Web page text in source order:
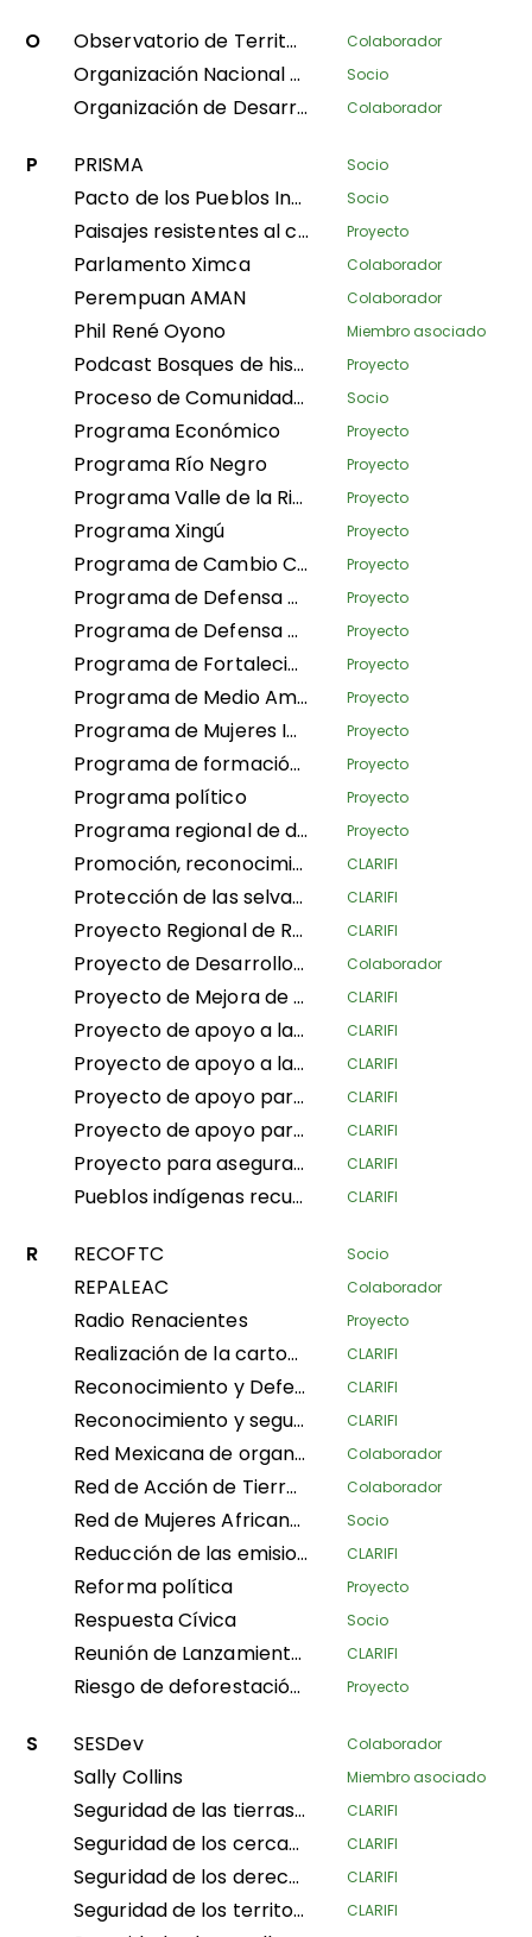
O Observatorio de Territorios Étnicos y Campesinos Colaborador
Organización Nacional de Mujeres Indígenas Andinas y Amazónicas del Perú Socio
Organización de Desarrollo Étnico Comunitario Colaborador
P PRISMA Socio
Pacto de los Pueblos Indígenas de Asia Socio
Paisajes resistentes al clima y mejora de los medios de subsistencia en Nepal Proyecto
Parlamento Ximca Colaborador
Perempuan AMAN Colaborador
Phil René Oyono Miembro asociado
Podcast Bosques de historias Proyecto
Proceso de Comunidades Negras Socio
Programa Económico Proyecto
Programa Río Negro Proyecto
Programa Valle de la Ribeira Proyecto
Programa Xingú Proyecto
Programa de Cambio Climático Proyecto
Programa de Defensa Política de la Campaña de Derechos Humanos (HRCPA) Proyecto
Programa de Defensa mundial Proyecto
Programa de Fortalecimiento de las Organizaciones y los Movimientos (OSMB) Proyecto
Programa de Medio Ambiente Proyecto
Programa de Mujeres Indígenas Proyecto
Programa de formación Voz indígena Proyecto
Programa político Proyecto
Programa regional de desarrollo de capacidades Proyecto
Promoción, reconocimiento y aseguramiento de las APAC, conservación comunitaria y otras medidas de conservación efectivas en la RDC CLARIFI
Protección de las selvas tropicales de la cuenca del Congo apoyando a las comunidades dependientes de los bosques en la mejora de sus medios de vida CLARIFI
Proyecto Regional de Resiliencia de Pastizales y Pastoralismo CLARIFI
Proyecto de Desarrollo de los Pueblos Indígenas Chepkitale Colaborador
Proyecto de Mejora de los Medios de Vida, Conocimientos y Defensa de los Pastores CLARIFI
Proyecto de apoyo a la cartografía y la seguridad de los derechos de tenencia de la comunidad indígena de Ngbanaza en el Sur-Ubangi (RDC) CLARIFI
Proyecto de apoyo a la contribución de las mujeres locales e indígenas en la lucha contra el cambio climático en las provincias de Équateur, Maindombe, Kongo Central, Kwilu y Mongala en la RDC CLARIFI
Proyecto de apoyo para asegurar 27,000 hectáreas del bosque IYEMBE MOKE PA CLARIFI
Proyecto de apoyo para la seguridad y conservación de la gestión sostenible de bosques y tierras por las comunidades locales, y más específicamente las mujeres del pueblo Ifomi Lokokoloko en la provincia de Equateur, RDC CLARIFI
Proyecto para asegurar la tenencia y los espacios tradicionales de tierras y bosques de los Pueblos Indígenas Pigmeos y las Comunidades Locales en las provincias de Ubangi del Sur y Mai-Ndombe, con fines de conservación y preservación de los bosques, a través de la popularización e implementación de la ley sobre la promoción y protección de los derechos de los Pueblos Indígenas Pigmeos en RDC CLARIFI
Pueblos indígenas recuperando ecosistemas andinos para el Buen Vivir CLARIFI
R RECOFTC Socio
REPALEAC Colaborador
Radio Renacientes Proyecto
Realización de la cartografía comunitaria de las tierras y territorios de las poblaciones indígenas en Gabón CLARIFI
Reconocimiento y Defensa de Territorios Indígenas Altamente Vulnerables CLARIFI
Reconocimiento y seguridad de la gobernanza y gestión tradicional de áreas conservadas por los Pueblos Indígenas y las Comunidades Locales (Fase I) CLARIFI
Red Mexicana de organizaciones campesinas forestales Colaborador
Red de Acción de Tierras Comunitarias Colaborador
Red de Mujeres Africanas para la Gestión Comunitaria de los Bosques Socio
Reducción de las emisiones de CO2 y aseguramiento de las tierras comunitarias en las regiones de Plateaux y Bouenza CLARIFI
Reforma política Proyecto
Respuesta Cívica Socio
Reunión de Lanzamiento del Fondo Home Planet: Asegurando los derechos de tenencia pastoral en África Oriental: una solución basada en la naturaleza para la conservación, la mitigación del cambio climático y el avance de medios de vida sostenibles. CLARIFI
Riesgo de deforestación ilegal y comercio asociado (IDAT) Proyecto
S SESDev Colaborador
Sally Collins Miembro asociado
Seguridad de las tierras comunitarias para medios de vida pastorales sostenibles en el condado de Kajiado y el subcondado de Narok Sur, Kenia CLARIFI
Seguridad de los cercados de los Jefes Tradicionales y Customarios (NSHENG y KINS) CLARIFI
Seguridad de los derechos territoriales de los agro-pastorales en Karamoja CLARIFI
Seguridad de los territorios de los Pueblos Indígenas y Comunidades Locales de Ngounié CLARIFI